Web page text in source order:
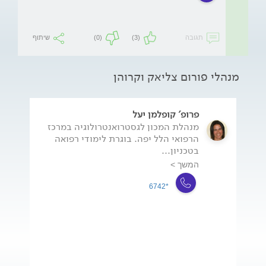
תגובה (3)
(0) שיתוף
מנהלי פורום צליאק וקרוהן
פרופ' קופלמן יעל
מנהלת המכון לגסטרואנטרולוגיה במרכז
הרפואי הלל יפה. בוגרת לימודי רפואה
בטכניון...
המשך >
*6742